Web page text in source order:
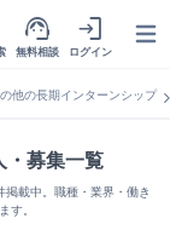
support_agent
無料相談
login
ログイン
他の長期インターンシップ
・募集一覧
載中。職種・業界・働き
す。